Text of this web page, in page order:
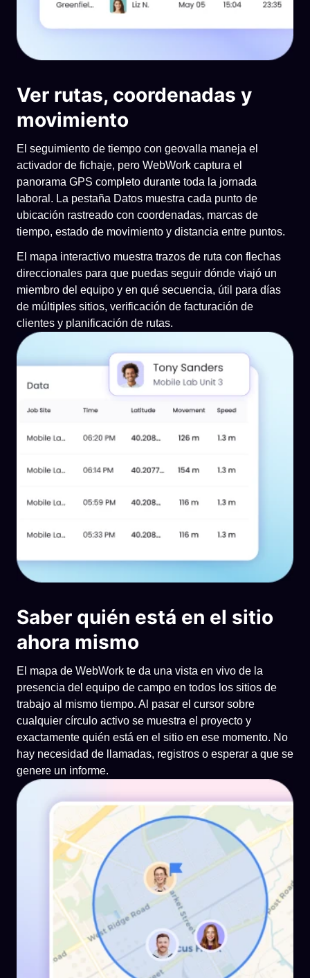
Ver rutas, coordenadas y
movimiento
El seguimiento de tiempo con geovalla maneja el
activador de fichaje, pero WebWork captura el
panorama GPS completo durante toda la jornada
laboral. La pestaña Datos muestra cada punto de
ubicación rastreado con coordenadas, marcas de
tiempo, estado de movimiento y distancia entre puntos.
El mapa interactivo muestra trazos de ruta con flechas
direccionales para que puedas seguir dónde viajó un
miembro del equipo y en qué secuencia, útil para días
de múltiples sitios, verificación de facturación de
clientes y planificación de rutas.
Saber quién está en el sitio
ahora mismo
El mapa de WebWork te da una vista en vivo de la
presencia del equipo de campo en todos los sitios de
trabajo al mismo tiempo. Al pasar el cursor sobre
cualquier círculo activo se muestra el proyecto y
exactamente quién está en el sitio en ese momento. No
hay necesidad de llamadas, registros o esperar a que se
genere un informe.